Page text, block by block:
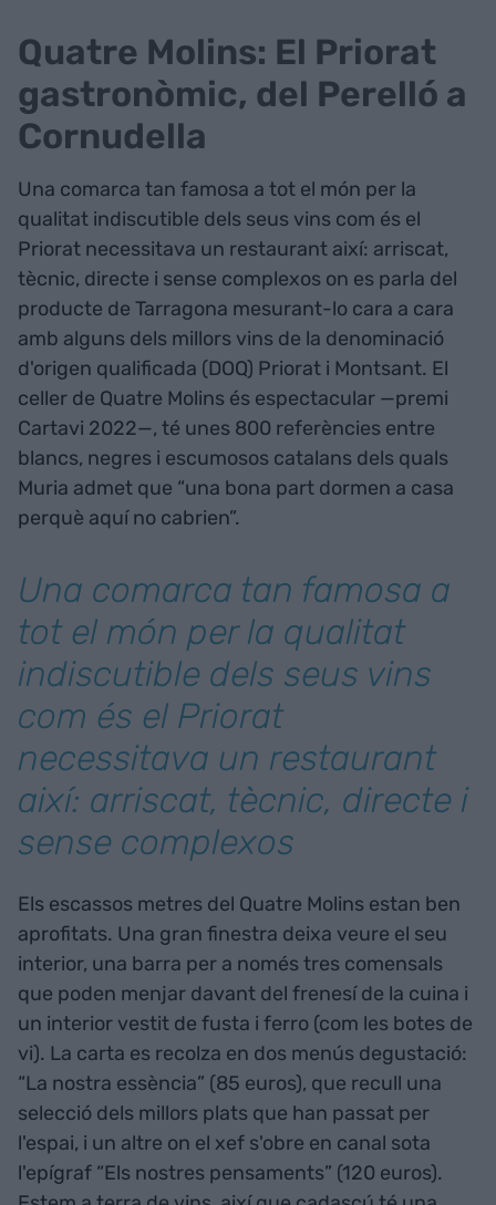
Quatre Molins: El Priorat
gastronòmic, del Perelló a
Cornudella
Una comarca tan famosa a tot el món per la
qualitat indiscutible dels seus vins com és el
Priorat necessitava un restaurant així: arriscat,
tècnic, directe i sense complexos on es parla del
producte de Tarragona mesurant-lo cara a cara
amb alguns dels millors vins de la denominació
d'origen qualificada (DOQ) Priorat i Montsant. El
celler de Quatre Molins és espectacular —premi
Cartavi 2022—, té unes 800 referències entre
blancs, negres i escumosos catalans dels quals
Muria admet que “una bona part dormen a casa
perquè aquí no cabrien”.
Una comarca tan famosa a
tot el món per la qualitat
indiscutible dels seus vins
com és el Priorat
necessitava un restaurant
així: arriscat, tècnic, directe i
sense complexos
Els escassos metres del Quatre Molins estan ben
aprofitats. Una gran finestra deixa veure el seu
interior, una barra per a només tres comensals
que poden menjar davant del frenesí de la cuina i
un interior vestit de fusta i ferro (com les botes de
vi). La carta es recolza en dos menús degustació:
“La nostra essència” (85 euros), que recull una
selecció dels millors plats que han passat per
l'espai, i un altre on el xef s'obre en canal sota
l'epígraf “Els nostres pensaments” (120 euros).